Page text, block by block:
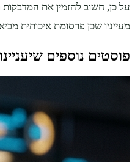
על כן, חשוב להזמין את
מעייניו שכן פרסומת איכותית
פוסטים נוספים